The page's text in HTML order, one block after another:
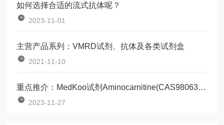
如何选择合适的流式抗体呢？
2023-11-01
主营产品系列：VMRD试剂、抗体及各类试剂盒
2021-11-10
重点推介：MedKoo试剂Aminocarnitine(CAS98063-21-9)
2023-11-27